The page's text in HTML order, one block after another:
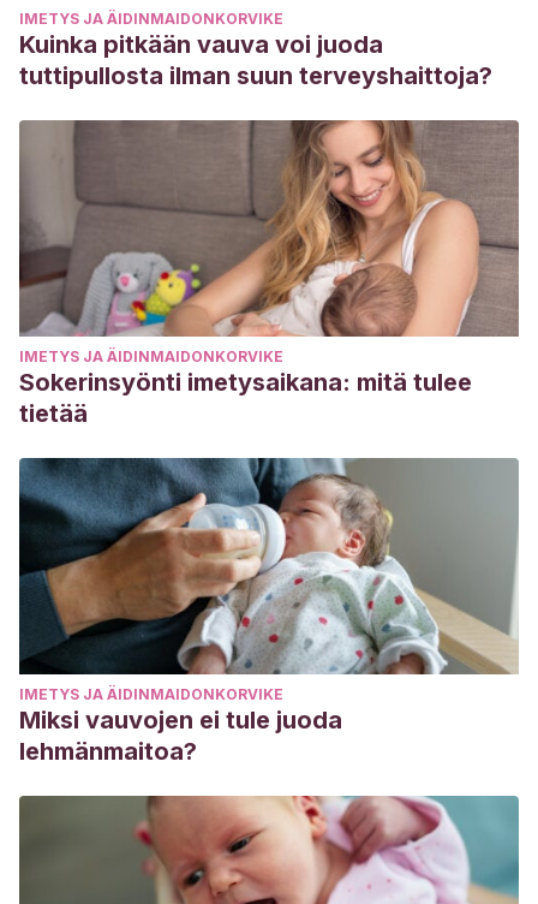
IMETYS JA ÄIDINMAIDONKORVIKE
Kuinka pitkään vauva voi juoda
tuttipullosta ilman suun terveyshaittoja?
IMETYS JA ÄIDINMAIDONKORVIKE
Sokerinsyönti imetysaikana: mitä tulee
tietää
IMETYS JA ÄIDINMAIDONKORVIKE
Miksi vauvojen ei tule juoda
lehmänmaitoa?